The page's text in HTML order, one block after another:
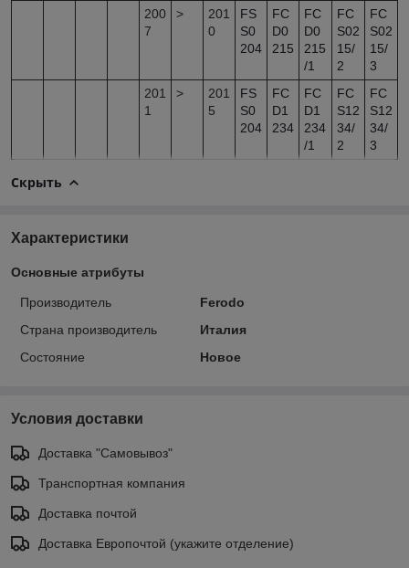
200
7
>
201
0
FS
S0
204
FC
D0
215
FC
D0
215
/1
FC
S02
15/
2
FC
S02
15/
3
201
1
>
201
5
FS
S0
204
FC
D1
234
FC
D1
234
/1
FC
S12
34/
2
FC
S12
34/
3
Скрыть
Характеристики
Основные атрибуты
Производитель
Ferodo
Страна производитель
Италия
Состояние
Новое
Условия доставки
Доставка "Самовывоз"
Транспортная компания
Доставка почтой
Доставка Европочтой (укажите отделение)